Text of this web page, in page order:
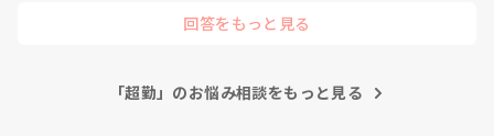
・手術前の準備があるため1時間前に行く、前残業代はつか
い、夜勤の回数も少ないらしい
ことだと思います。初めて入るオペの振り返り、貴方がかいた
クリニックは難しいです。
回答をもっと見る
「超勤」のお悩み相談をもっと見る